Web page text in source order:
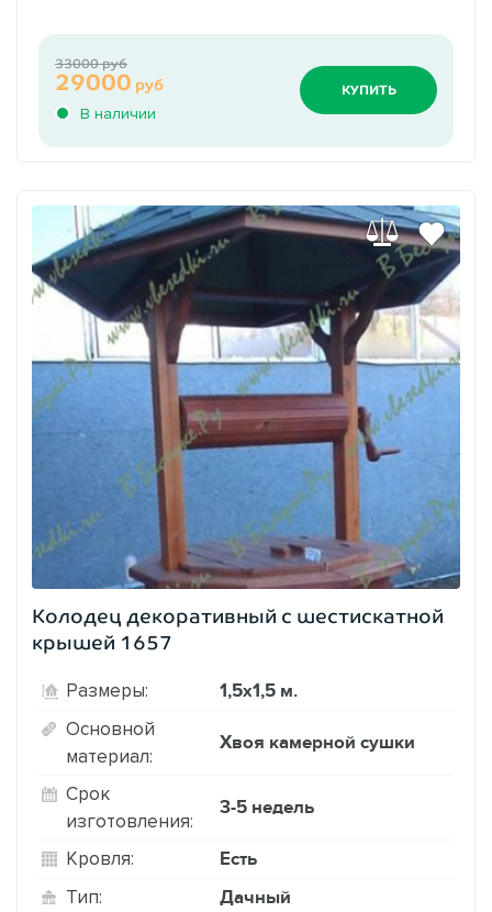
В наличии
29000 руб
33000 руб
КУПИТЬ
Колодец декоративный с шестискатной
крышей 1657
Размеры: 1,5х1,5 м.
Основной
материал:
Хвоя камерной сушки
Срок
изготовления:
3-5 недель
Кровля: Есть
Тип: Дачный